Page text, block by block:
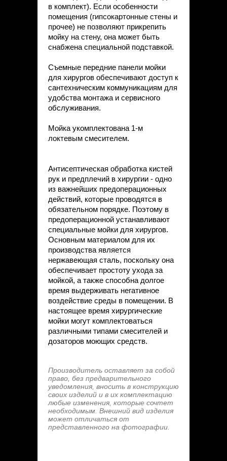
в комплект). Если особенности
помещения (гипсокартонные стены и
прочее) не позволяют прикрепить
мойку на стену, она может быть
снабжена специальной подставкой.
Съемные передние панели мойки
для хирургов обеспечивают доступ к
сантехническим коммуникациям для
удобства монтажа и сервисного
обслуживания.
Мойка укомплектована 1-м
локтевым смесителем.
Антисептическая обработка кистей
рук и предплечий в хирургии - одно
из важнейших предоперационных
действий, которые проводятся в
обязательном порядке. Поэтому в
предоперационной устанавливают
специальные мойки для хирургов.
Основным материалом для их
производства является
нержавеющая сталь, поскольку она
обеспечивает простоту ухода за
мойкой, а также способна долгое
время выдерживать негативное
воздействие среды в помещении. В
настоящее время хирургические
мойки могут комплектоваться
различными типами смесителей и
дозаторов моющих средств.
Производитель оставляет за собой
право, без предварительного
уведомления, вносить в конструкцию
своих изделий и в их комплектацию
любые изменения, которые сочтет
необходимым. Внешний вид изделия
может отличаться от
представленного на фотографии.